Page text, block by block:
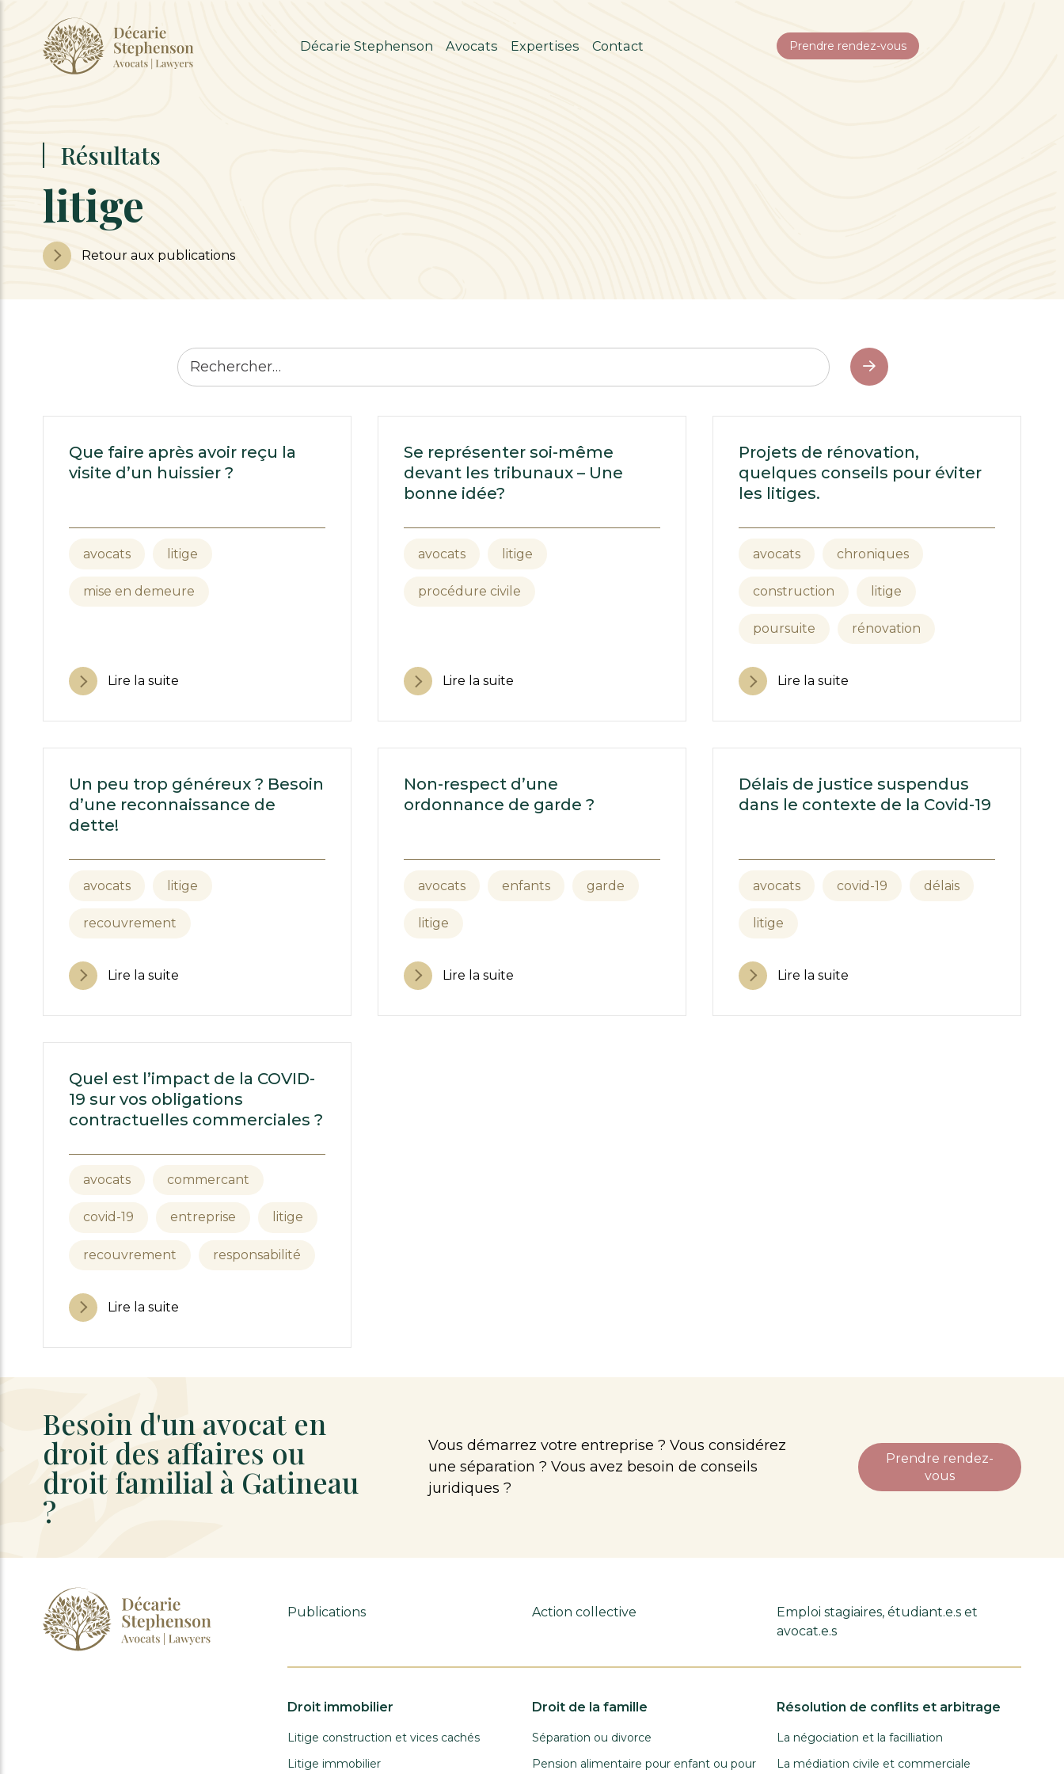
Décarie Stephenson Avocats Expertises Contact Prendre rendez-vous
Résultats
litige
Retour aux publications
Que faire après avoir reçu la
visite d’un huissier ?
avocats litige
mise en demeure
Lire la suite
Se représenter soi-même
devant les tribunaux – Une
bonne idée?
avocats litige
procédure civile
Lire la suite
Projets de rénovation,
quelques conseils pour éviter
les litiges.
avocats chroniques
construction litige
poursuite rénovation
Lire la suite
Un peu trop généreux ? Besoin
d’une reconnaissance de
dette!
avocats litige
recouvrement
Lire la suite
Non-respect d’une
ordonnance de garde ?
avocats enfants garde
litige
Lire la suite
Délais de justice suspendus
dans le contexte de la Covid-19
avocats covid-19 délais
litige
Lire la suite
Quel est l’impact de la COVID-
19 sur vos obligations
contractuelles commerciales ?
avocats commercant
covid-19 entreprise litige
recouvrement responsabilité
Lire la suite
Besoin d'un avocat en
droit des affaires ou
droit familial à Gatineau
?
Vous démarrez votre entreprise ? Vous considérez
une séparation ? Vous avez besoin de conseils
juridiques ?
Prendre rendez-
vous
Publications Action collective
Emploi stagiaires, étudiant.e.s et
avocat.e.s
Droit immobilier
Litige construction et vices cachés
Litige immobilier
Droit de la famille
Séparation ou divorce
Pension alimentaire pour enfant ou pour
Résolution de conflits et arbitrage
La négociation et la facilliation
La médiation civile et commerciale